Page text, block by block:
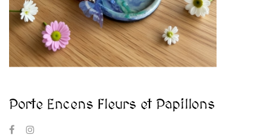
Porte Encens Fleurs et Papillons